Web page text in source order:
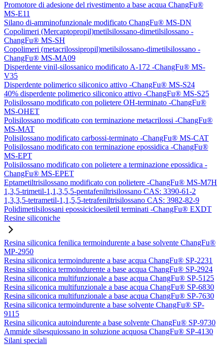
Promotore di adesione del rivestimento a base acqua ChangFu®
MS-E11
Silano di-amminofunzionale modificato ChangFu® MS-DN
Copolimeri (Mercaptopropil)metilsilossano-dimetilsilossano -
ChangFu® MS-SH
Copolimeri (metacrilossipropil)metilsilossano-dimetilsilossano -
ChangFu® MS-MA09
Disperdente vinil-silossanico modificato A-172 -ChangFu® MS-
V35
Disperdente polimerico siliconico attivo -ChangFu® MS-S24
40% disperdente polimerico siliconico attivo -ChangFu® MS-S25
Polisilossano modificato con polietere OH-terminato -ChangFu®
MS-OHET
Polisilossano modificato con terminazione metacrilossi -ChangFu®
MS-MAT
Polisilossano modificato carbossi-terminato -ChangFu® MS-CAT
Polisilossano modificato con terminazione epossidica -ChangFu®
MS-EPT
Polisilossano modificato con polietere a terminazione epossidica -
ChangFu® MS-EPET
Eptametiltrisilossano modificato con polietere -ChangFu® MS-M7H
1,3,5-trimetil-1,1,3,5,5-pentafeniltrisilossano CAS: 3390-61-2
1,3,3,5-tetrametil-1,1,5,5-tetrafeniltrisilossano CAS: 3982-82-9
Polidimetilsilossani epossicicloesiletil terminati -ChangFu® EXDT
Resine siliconiche
Resina siliconica fenilica termoindurente a base solvente ChangFu®
MP-2950
Resina siliconica termoindurente a base acqua ChangFu® SP-2231
Resina siliconica termoindurente a base acqua ChangFu® SP-2924
Resina siliconica multifunzionale a base acqua ChangFu® SP-5125
Resina siliconica multifunzionale a base acqua ChangFu® SP-6830
Resina siliconica multifunzionale a base acqua ChangFu® SP-7630
Resina siliconica termoindurente a base solvente ChangFu® SP-
9115
Resina siliconica autoindurente a base solvente ChangFu® SP-9730
Ammide silsesquiossano in soluzione acquosa ChangFu® SP-4130
Silani speciali